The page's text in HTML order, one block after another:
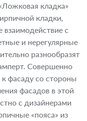
кладка»
кладки,
взаимодействие с
и нерегулярные
разнообразят
Совершенно
фасаду со стороны
фасадов в этой
с дизайнерами
«пояса» из